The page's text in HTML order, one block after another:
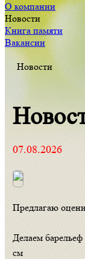
О компании
Новости
Книга памяти
Вакансии
Новости
07.08.2026
Предлагаю
Делаем
см